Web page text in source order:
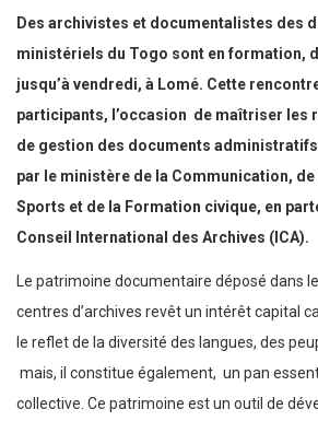
Des archivistes et documentalistes des
ministériels du Togo sont en formation,
jusqu’à vendredi, à Lomé. Cette
participants, l’occasion de maîtriser les
de gestion des documents
par le ministère de la Communication, de
Sports et de la Formation civique, en
Conseil International des Archives (ICA).
Le patrimoine documentaire déposé dans
centres d’archives revêt un intérêt capital
le reflet de la diversité des langues, des
mais, il constitue également, un pan
collective. Ce patrimoine est un outil de